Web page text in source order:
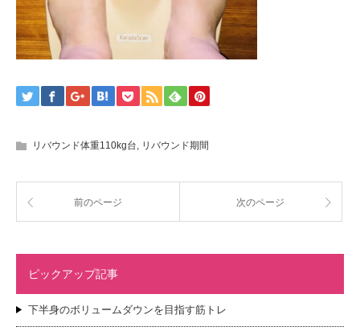
リバウンド体重110kg台, リバウンド期間
前のページ 次のページ
ピックアップ記事
下半身のボリュームダウンを目指す筋トレ